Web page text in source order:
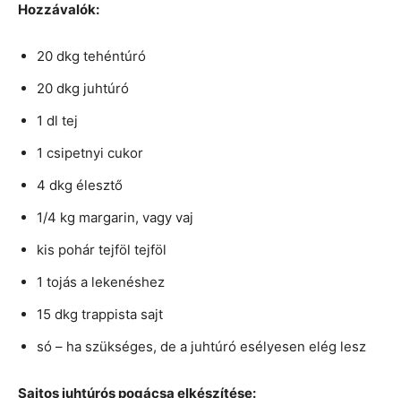
Hozzávalók:
20 dkg tehéntúró
20 dkg juhtúró
1 dl tej
1 csipetnyi cukor
4 dkg élesztő
1/4 kg margarin, vagy vaj
kis pohár tejföl tejföl
1 tojás a lekenéshez
15 dkg trappista sajt
só – ha szükséges, de a juhtúró esélyesen elég lesz
Sajtos juhtúrós pogácsa elkészítése: